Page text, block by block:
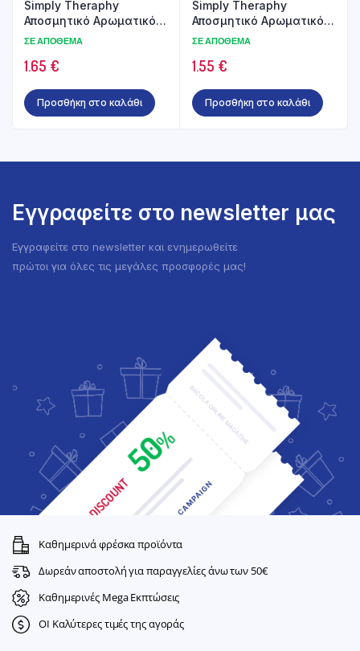
Simply Theraphy
Αποσμητικό Αρωματικό
Χώρου Rose 250ml
ΣΕ ΑΠΌΘΕΜΑ
1.65 €
Προσθήκη στο καλάθι
Simply Theraphy
Αποσμητικό Αρωματικό
Χώρου με Άρωμα Anti-
ΣΕ ΑΠΌΘΕΜΑ
1.55 €
Προσθήκη στο καλάθι
Εγγραφείτε στο newsletter μας
Εγγραφείτε στο newsletter και ενημερωθείτε
πρώτοι για όλες τις μεγάλες προσφορές μας!
Καθημερινά φρέσκα προϊόντα
Δωρεάν αποστολή για παραγγελίες άνω των 50€
Καθημερινές Mega Εκπτώσεις
ΟΙ Καλύτερες τιμές της αγοράς